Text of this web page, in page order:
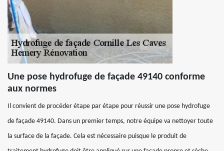
Une pose hydrofuge de façade 49140 conforme
aux normes
Il convient de procéder étape par étape pour réussir une pose hydrofuge
de façade 49140. Dans un premier temps, notre équipe va nettoyer toute
la surface de la façade. Cela est nécessaire puisque le produit de